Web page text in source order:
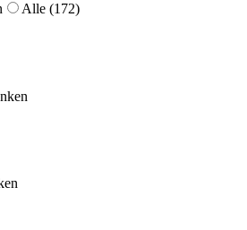
Alle (172)